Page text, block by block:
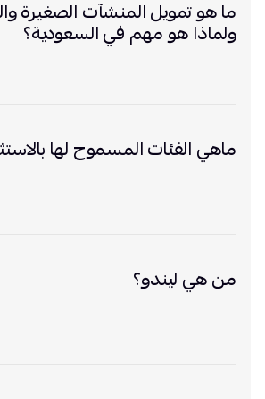
ما هو تمويل المنشآت الصغيرة
ولماذا هو مهم في السعودية؟
ماهي الفئات المسموح لها
من هي ليندو؟